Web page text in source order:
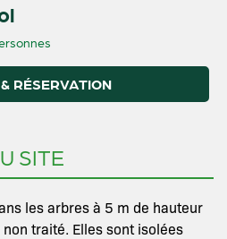
RÉSERVATION
SITE
les arbres à 5 m de hauteur
traité. Elles sont isolées